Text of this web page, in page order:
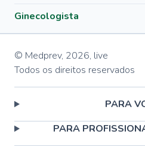
Ginecologista
© Medprev, 2026, live
Todos os direitos reservados
PARA
PARA